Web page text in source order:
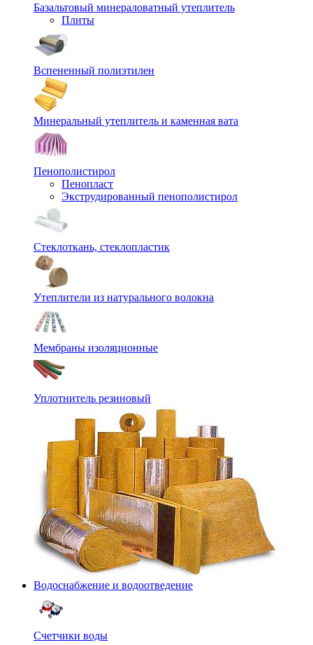
Базальтовый минераловатный утеплитель
Плиты
Вспененный полиэтилен
Минеральный утеплитель и каменная вата
Пенополистирол
Пенопласт
Экструдированный пенополистирол
Стеклоткань, стеклопластик
Утеплители из натурального волокна
Мембраны изоляционные
Уплотнитель резиновый
Водоснабжение и водоотведение
Счетчики воды